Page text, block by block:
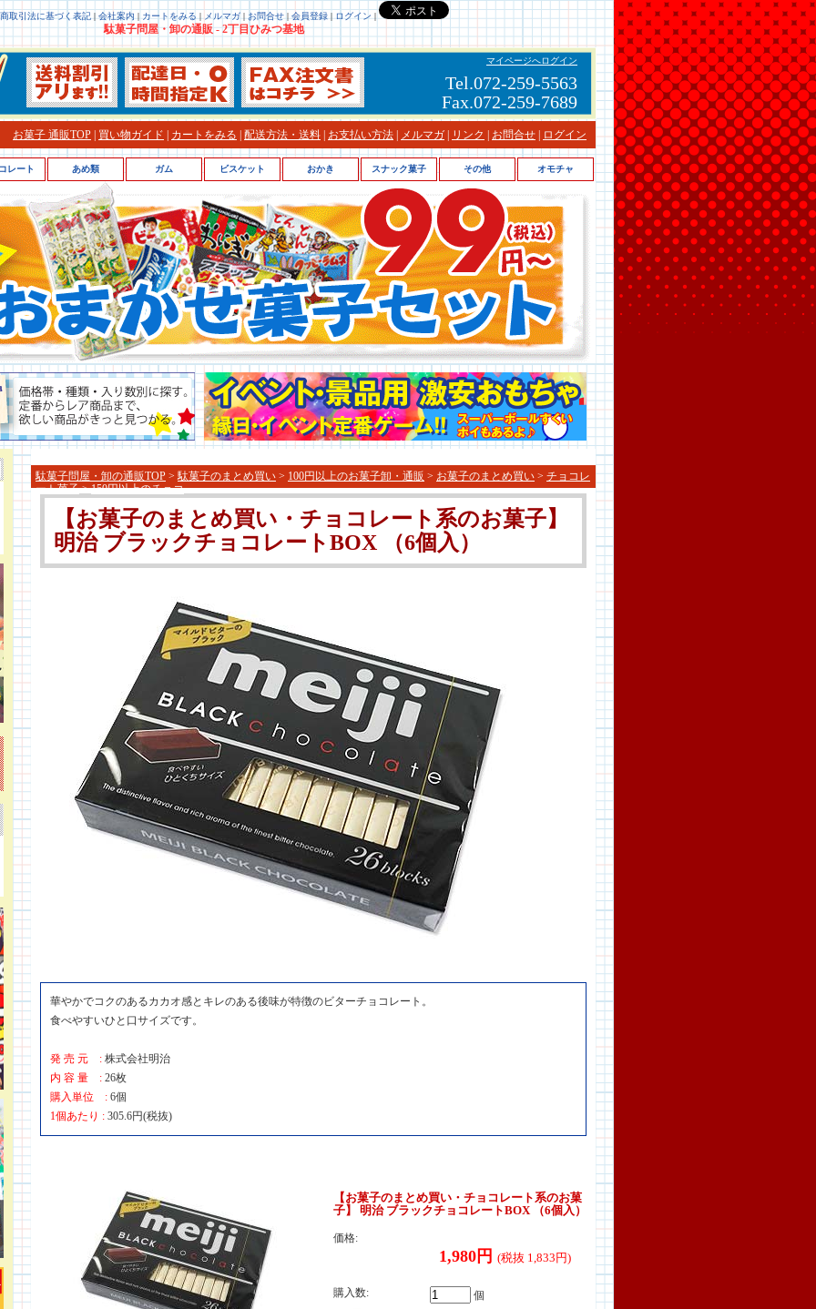
取引法に基づく表記 | 会社案内 | カートをみる | メルマガ| お問合せ| 会員登録| ログイン |
駄菓子問屋・卸の通販 - 2丁目ひみつ基地
マイページへログイン
Tel.072-259-5563
Fax.072-259-7689
お菓子 通販TOP 買い物ガイド カートをみる 配送方法・送料 お支払い方法 メルマガ リンク お問合せ ログイン
駄菓子問屋・卸の通販TOP >駄菓子のまとめ買い > 100円以上のお菓子卸・通販 > お菓子のまとめ買い > チョコレ
ート菓子>150円以上のチョコ
【お菓子のまとめ買い・チョコレート系のお菓子】
明治 ブラックチョコレートBOX （6個入）
華やかでコクのあるカカオ感とキレのある後味が特徴のビターチョコレート。
食べやすいひと口サイズです。
発 売 元 : 株式会社明治
内 容 量 : 26枚
購入単位 : 6個
1個あたり : 305.6円(税抜)
【お菓子のまとめ買い・チョコレート系のお菓
子】 明治 ブラックチョコレートBOX （6個入）
価格:
1,980円 (税抜 1,833円)
購入数: 個